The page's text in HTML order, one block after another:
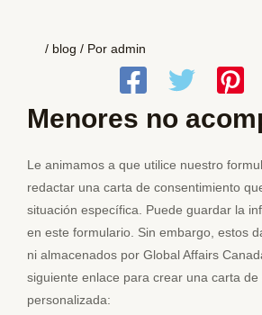
/ blog / Por admin
Menores no
Le animamos a que utilice nuestro
redactar una carta de consentimiento
situación específica. Puede guardar la
en este formulario. Sin embargo, estos
ni almacenados por Global Affairs
siguiente enlace para crear una carta
personalizada: